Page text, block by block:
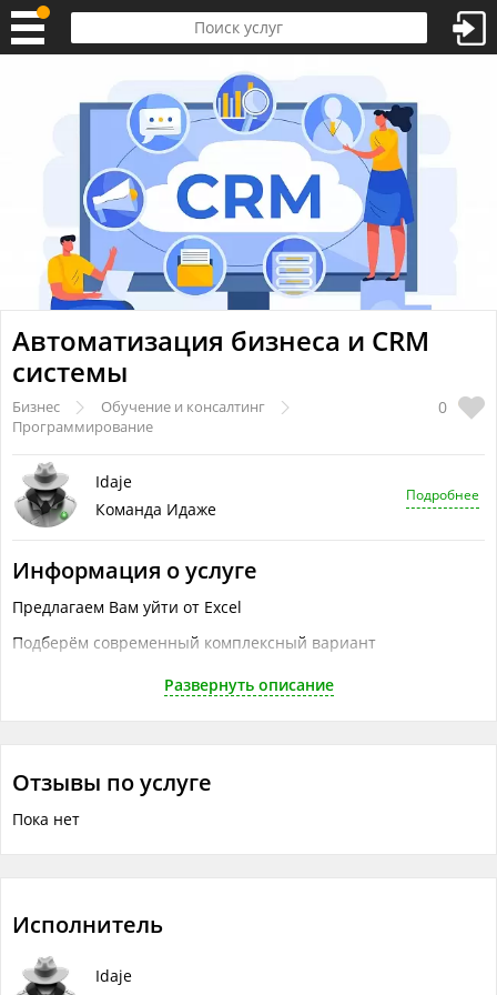
Автоматизация бизнеса и CRM
системы
0
Бизнес
Обучение и консалтинг
Программирование
Idaje
Команда Идаже
Подробнее
Информация о услуге
Предлагаем Вам уйти от Excel
Подберём современный комплексный вариант
Поможем зарабатывать больше
Управления знаниями
Настраиваем 1С
Интегрируем соц. сети и мессенджеры
И многое другое.
Развернуть описание
Отзывы по услуге
Пока нет
Исполнитель
Idaje